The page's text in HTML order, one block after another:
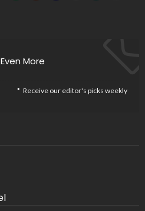
More
Receive our editor's picks weekly